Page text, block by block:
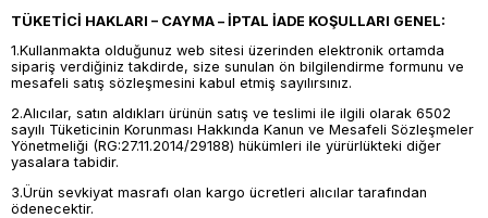
TÜKETİCİ HAKLARI – CAYMA – İPTAL İADE KOŞULLARI GENEL:
1.Kullanmakta olduğunuz web sitesi üzerinden elektronik ortamda
sipariş verdiğiniz takdirde, size sunulan ön bilgilendirme formunu ve
mesafeli satış sözleşmesini kabul etmiş sayılırsınız.
2.Alıcılar, satın aldıkları ürünün satış ve teslimi ile ilgili olarak 6502
sayılı Tüketicinin Korunması Hakkında Kanun ve Mesafeli Sözleşmeler
Yönetmeliği (RG:27.11.2014/29188) hükümleri ile yürürlükteki diğer
yasalara tabidir.
3.Ürün sevkiyat masrafı olan kargo ücretleri alıcılar tarafından
ödenecektir.